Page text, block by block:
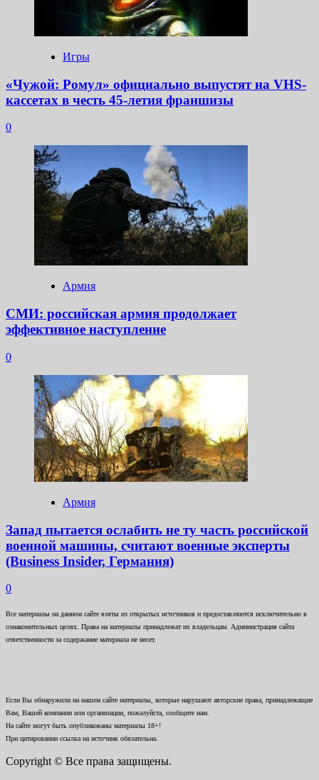
Игры
«Чужой: Ромул» официально выпустят на VHS-
кассетах в честь 45-летия франшизы
0
Армия
СМИ: российская армия продолжает
эффективное наступление
0
Армия
Запад пытается ослабить не ту часть российской
военной машины, считают военные эксперты
(Business Insider, Германия)
0
Все материалы на данном сайте взяты из открытых источников и предоставляются исключительно в
ознакомительных целях. Права на материалы принадлежат их владельцам. Администрация сайта
ответственности за содержание материала не несет.
Если Вы обнаружили на нашем сайте материалы, которые нарушают авторские права, принадлежащие
Вам, Вашей компании или организации, пожалуйста, сообщите нам.
На сайте могут быть опубликованы материалы 18+!
При цитировании ссылка на источник обязательна.
Copyright © Все права защищены.